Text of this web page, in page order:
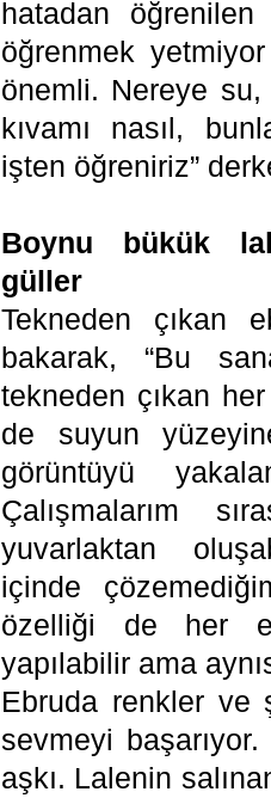
hatadan
öğrenmek
önemli. Nereye
kıvamı nasıl,
işten öğreniriz”
Boynu bükük
güller
Tekneden çıkan
bakarak, “Bu
tekneden çıkan
de suyun
görüntüyü
Çalışmalarım
yuvarlaktan
içinde
özelliği de her
yapılabilir ama
Ebruda renkler ve
sevmeyi
aşkı. Lalenin